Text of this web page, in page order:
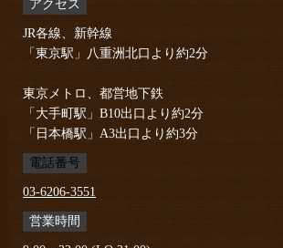
アクセス
JR各線、新幹線
「東京駅」八重洲北口より約2分
東京メトロ、都営地下鉄
「大手町駅」B10出口より約2分
「日本橋駅」A3出口より約3分
電話番号
03-6206-3551
営業時間